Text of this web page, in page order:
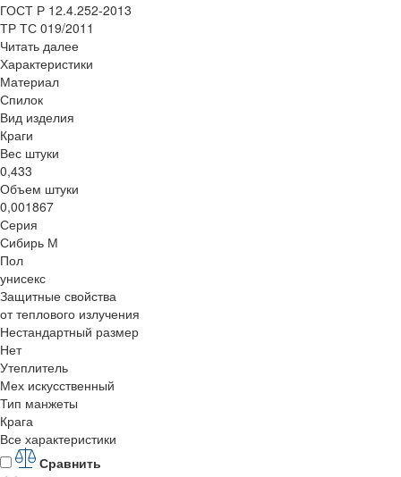
ГОСТ Р 12.4.252-2013
ТР ТС 019/2011
Читать далее
Характеристики
Материал
Спилок
Вид изделия
Краги
Вес штуки
0,433
Объем штуки
0,001867
Серия
Сибирь М
Пол
унисекс
Защитные свойства
от теплового излучения
Нестандартный размер
Нет
Утеплитель
Мех искусственный
Тип манжеты
Крага
Все характеристики
Сравнить